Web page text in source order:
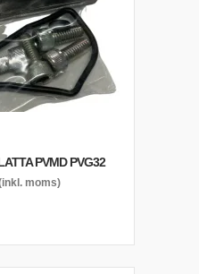
PVMD PVG32
moms)